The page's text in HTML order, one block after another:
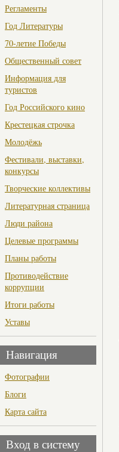
Регламенты
Год Литературы
70-летие Победы
Общественный совет
Информация для
туристов
Год Российского кино
Крестецкая строчка
Молодёжь
Фестивали, выставки,
конкурсы
Творческие коллективы
Литературная страница
Люди района
Целевые программы
Планы работы
Противодействие
коррупции
Итоги работы
Уставы
Навигация
Фотографии
Блоги
Карта сайта
Вход в систему